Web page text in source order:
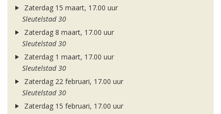
Zaterdag 15 maart, 17.00 uur
Sleutelstad 30
Zaterdag 8 maart, 17.00 uur
Sleutelstad 30
Zaterdag 1 maart, 17.00 uur
Sleutelstad 30
Zaterdag 22 februari, 17.00 uur
Sleutelstad 30
Zaterdag 15 februari, 17.00 uur